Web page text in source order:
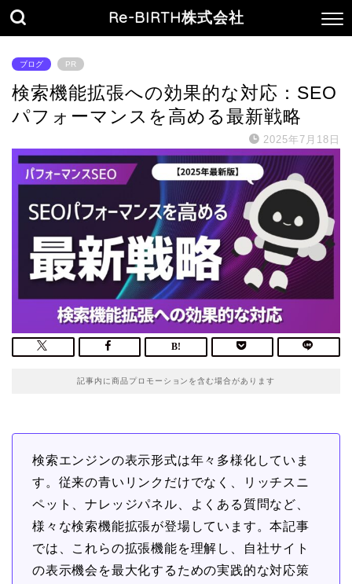
Re-BIRTH株式会社
ブログ PR
検索機能拡張への効果的な対応：SEO
パフォーマンスを高める最新戦略
2025年7月18日
記事内に商品プロモーションを含む場合があります
検索エンジンの表示形式は年々多様化していま
す。従来の青いリンクだけでなく、リッチスニ
ペット、ナレッジパネル、よくある質問など、
様々な検索機能拡張が登場しています。本記事
では、これらの拡張機能を理解し、自社サイト
の表示機会を最大化するための実践的な対応策